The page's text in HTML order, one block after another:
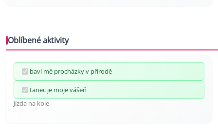
Oblíbené aktivity
baví mě procházky v přírodě
tanec je moje vášeň
Jízda na kole